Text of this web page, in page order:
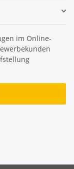
im Online-